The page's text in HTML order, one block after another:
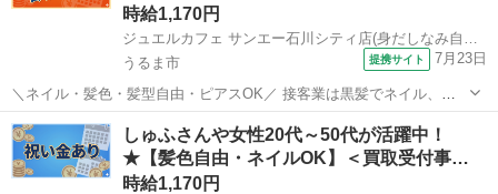
時給1,170円
うるま市
提携サイト 7月23日
＼ネイル・髪色・髪型自由・ピアスOK／ 接客業は黒髪でネイル、ア
クセサリー禁止なお店が多いけど ジュエルカフェでは、すべてが自由
です★ オシャレをしながらあなたらしく働けます！ ※常識の範囲内で
お願いします。 ★月10万以...
沖縄 うるま市 アパレル
しゅふさんや女性20代～50代が活躍中！
★【髪色自由・ネイルOK】＜買取受付事…
時給1,170円